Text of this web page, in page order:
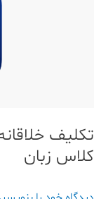
تکلیف
کلاس زبان